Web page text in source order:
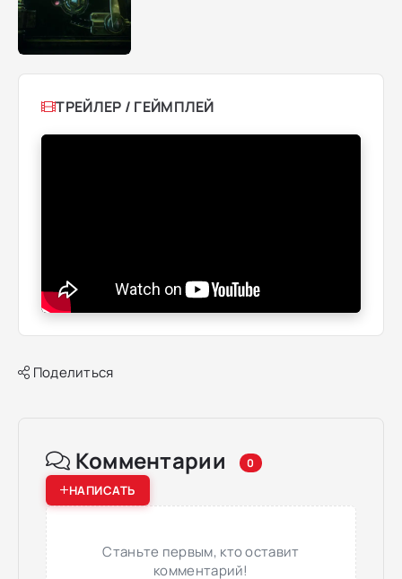
ТРЕЙЛЕР / ГЕЙМПЛЕЙ
Поделиться
Комментарии 0
НАПИСАТЬ
Станьте первым, кто оставит
комментарий!